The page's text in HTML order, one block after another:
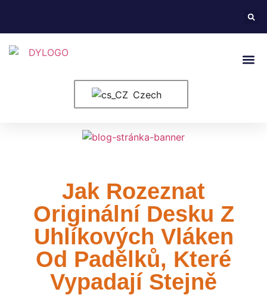
Czech
Jak Rozeznat
Originální Desku Z
Uhlíkových Vláken
Od Padělků, Které
Vypadají Stejně